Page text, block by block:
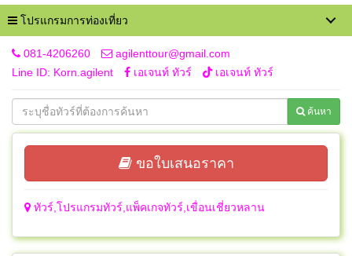
โปรแกรมการท่องเที่ยว
081-4206260
agilenttour@gmail.com
Line ID: Korn.agilent
เอเจนท์ ทัวร์ เอเจนท์ ทัวร์
ค้นหา
ขอใบเสนอราคา
ทัวร์,โปรแกรมทัวร์,แพ็คเกจทัวร์,เขื่อนเชี่ยวหลาน